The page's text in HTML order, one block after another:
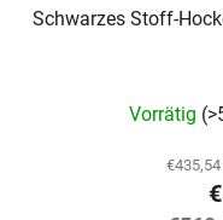
Schwarzes Stoff-
Vorrätig